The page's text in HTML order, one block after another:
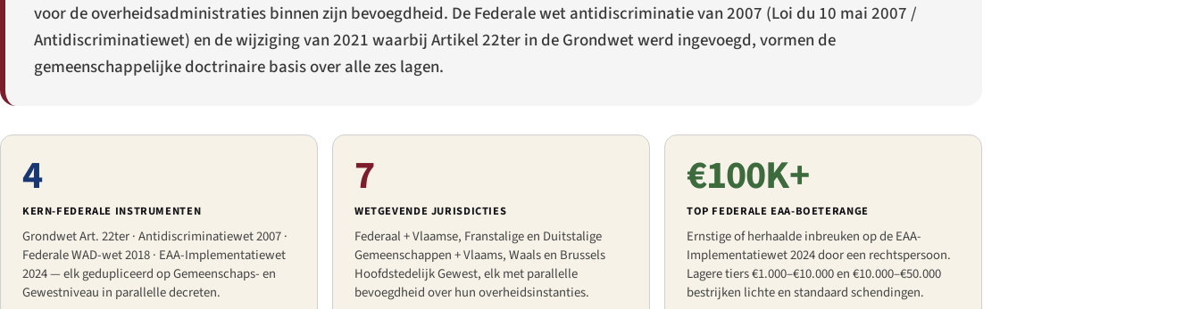
voor de overheidsadministraties binnen zijn bevoegdheid. De Federale wet antidiscriminatie van 2007 (Loi du 10 mai 2007/
Antidiscriminatiewet) en de wijziging van 2021 waarbij Artikel 22ter in de Grondwet werd ingevoegd, vormen de
gemeenschappelijke doctrinaire basis over alle zes lagen.
4
KERN-FEDERALE INSTRUMENTEN
Grondwet Art. 22ter · Antidiscriminatiewet 2007 ·
Federale WAD-wet 2018 · EAA-Implementatiewet
2024 — elk gedupliceerd op Gemeenschaps- en
Gewestniveau in parallelle decreten.
7
WETGEVENDE JURISDICTIES
Federaal + Vlaamse, Franstalige en Duitstalige
Gemeenschappen + Vlaams, Waals en Brussels
Hoofdstedelijk Gewest, elk met parallelle
bevoegdheid over hun overheidsinstanties.
€100K+
TOP FEDERALE EAA-BOETERANGE
Ernstige of herhaalde inbreuken op de EAA-
Implementatiewet 2024 door een rechtspersoon.
Lagere tiers €1.000–€10.000 en €10.000–€50.000
bestrijken lichte en standaard schendingen.